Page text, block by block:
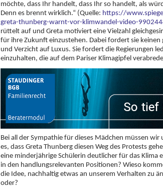
möchte, dass Ihr handelt, dass Ihr so handelt, als
Denn es brennt wirklich.“ (Quelle: https://
greta-thunberg-warnt-vor-klimwandel-video-
rüttelt auf und Greta motiviert eine Vielzahl
für ihre Zukunft einzustehen. Dabei fordert sie
und Verzicht auf Luxus. Sie fordert die Regierungen
einzuhalten, die auf dem Pariser Klimagipfel
Bei all der Sympathie für dieses Mädchen müssen
es, dass Greta Thunberg diesen Weg des Protests
eine minderjährige Schülerin deutlicher für das Klima
in den handlungsrelevanten Positionen? Wieso
die Idee, nachhaltig etwas an unserem Verhalten zu
oder?